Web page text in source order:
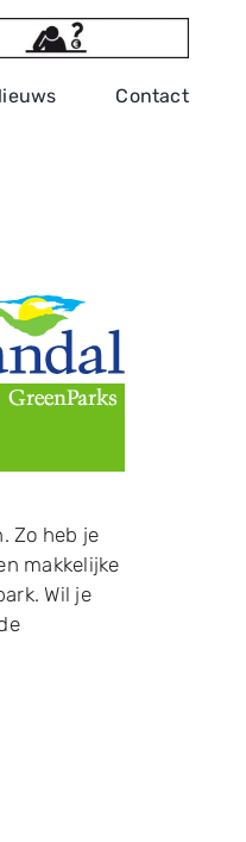
Contact
Zo heb je
makkelijke
Wil je